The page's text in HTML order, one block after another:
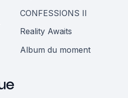
CONFESSIONS II
Reality Awaits
Album du moment